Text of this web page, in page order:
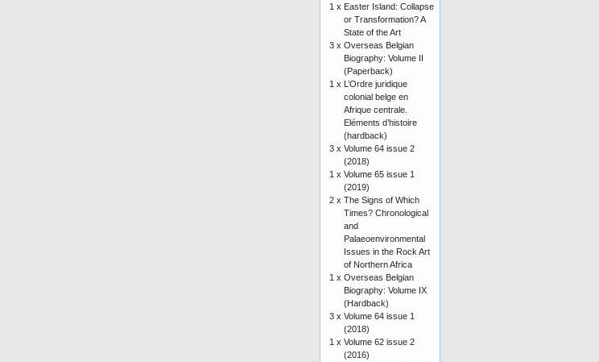
1 x Easter Island: Collapse
or Transformation? A
State of the Art
3 x Overseas Belgian
Biography: Volume II
(Paperback)
1 x L’Ordre juridique
colonial belge en
Afrique centrale.
Eléments d’histoire
(hardback)
3 x Volume 64 issue 2
(2018)
1 x Volume 65 issue 1
(2019)
2 x The Signs of Which
Times? Chronological
and
Palaeoenvironmental
Issues in the Rock Art
of Northern Africa
1 x Overseas Belgian
Biography: Volume IX
(Hardback)
3 x Volume 64 issue 1
(2018)
1 x Volume 62 issue 2
(2016)